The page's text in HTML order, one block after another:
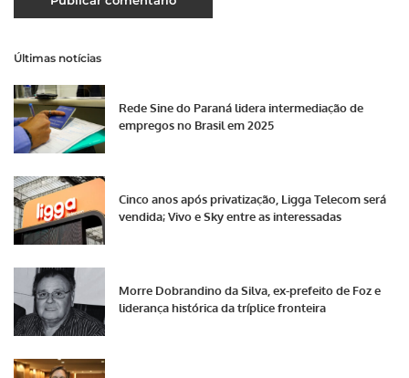
Últimas notícias
Rede Sine do Paraná lidera intermediação de
empregos no Brasil em 2025
Cinco anos após privatização, Ligga Telecom será
vendida; Vivo e Sky entre as interessadas
Morre Dobrandino da Silva, ex-prefeito de Foz e
liderança histórica da tríplice fronteira